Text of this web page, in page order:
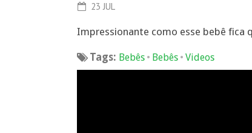
23 JUL
Impressionante como esse bebê fica
Tags: Bebês • Bebês • Videos